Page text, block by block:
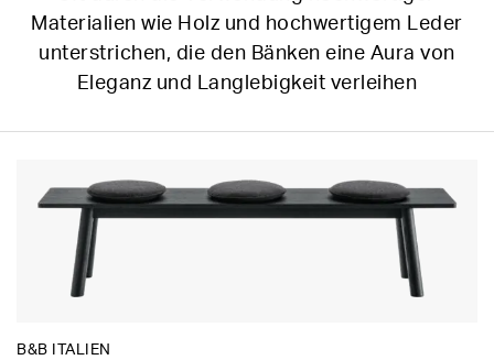
Materialien wie Holz und hochwertigem Leder
unterstrichen, die den Bänken eine Aura von
Eleganz und Langlebigkeit verleihen
B&B ITALIEN